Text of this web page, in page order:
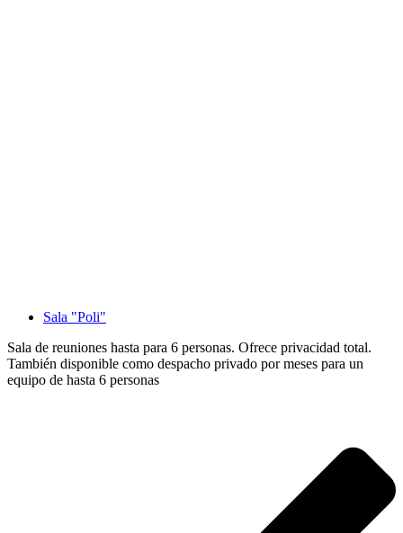
Sala "Poli"
Sala de reuniones hasta para 6 personas. Ofrece privacidad total.
También disponible como despacho privado por meses para un
equipo de hasta 6 personas